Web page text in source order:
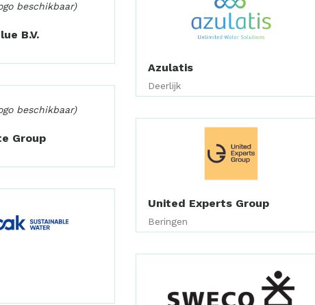
beschikbaar)
B.V.
Azulatis
Deerlijk
beschikbaar)
Group
United Experts Group
Beringen